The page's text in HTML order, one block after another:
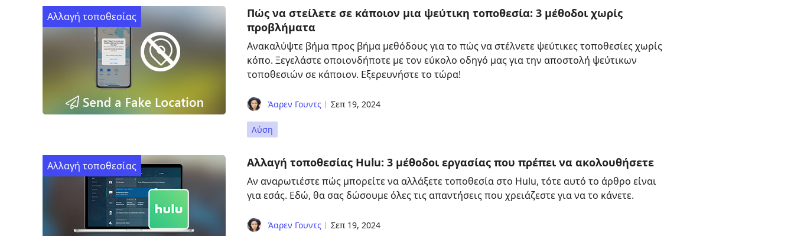
Αλλαγή τοποθεσίας
Πώς να στείλετε σε κάποιον μια ψεύτικη τοποθεσία: 3 μέθοδοι χωρίς
προβλήματα
Ανακαλύψτε βήμα προς βήμα μεθόδους για το πώς να στέλνετε ψεύτικες τοποθεσίες χωρίς
κόπο. Ξεγελάστε οποιονδήποτε με τον εύκολο οδηγό μας για την αποστολή ψεύτικων
τοποθεσιών σε κάποιον. Εξερευνήστε το τώρα!
Άαρεν Γουντς Σεπ 19, 2024
Λύση
Αλλαγή τοποθεσίας Αλλαγή τοποθεσίας Hulu: 3 μέθοδοι εργασίας που πρέπει να ακολουθήσετε
Αν αναρωτιέστε πώς μπορείτε να αλλάξετε τοποθεσία στο Hulu, τότε αυτό το άρθρο είναι
για εσάς. Εδώ, θα σας δώσουμε όλες τις απαντήσεις που χρειάζεστε για να το κάνετε.
Άαρεν Γουντς Σεπ 19, 2024